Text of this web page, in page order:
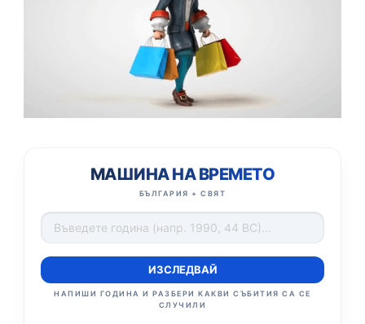
МАШИНА НА ВРЕМЕТО
БЪЛГАРИЯ + СВЯТ
ИЗСЛЕДВАЙ
НАПИШИ ГОДИНА И РАЗБЕРИ КАКВИ СЪБИТИЯ СА СЕ
СЛУЧИЛИ